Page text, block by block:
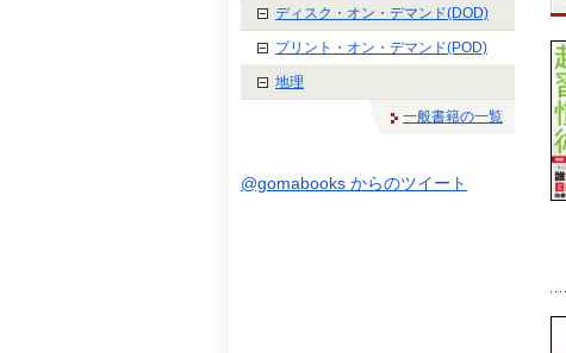
ディスク・オン・デマンド(DOD)
プリント・オン・デマンド(POD)
地理
一般書籍の一覧
@gomabooks からのツイート